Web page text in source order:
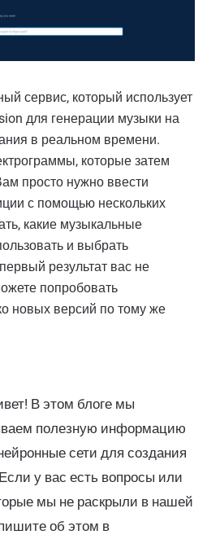
сервис, который использует
для генерации музыки на
в реальном времени.
которые затем
просто нужно ввести
с помощью нескольких
какие музыкальные
и выбрать
результат вас не
попробовать
новых версий по тому же
В этом блоге мы
полезную информацию
сети для создания
у вас есть вопросы или
мы не раскрыли в нашей
об этом в